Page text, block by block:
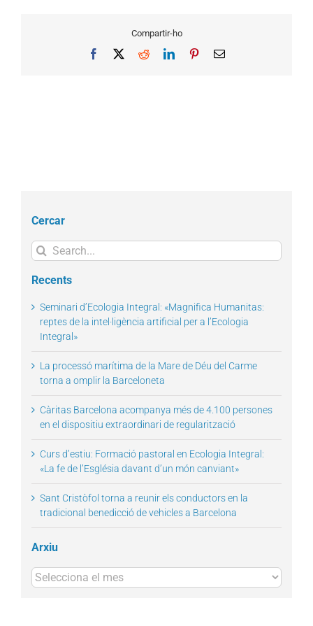
Compartir-ho
Facebook RedditLinkedInPinterestEmail
Cercar
Search
for:
Recents
Seminari d’Ecologia Integral: «Magnifica Humanitas:
reptes de la intel·ligència artificial per a l’Ecologia
Integral»
La processó marítima de la Mare de Déu del Carme
torna a omplir la Barceloneta
Càritas Barcelona acompanya més de 4.100 persones
en el dispositiu extraordinari de regularització
Curs d’estiu: Formació pastoral en Ecologia Integral:
«La fe de l’Església davant d’un món canviant»
Sant Cristòfol torna a reunir els conductors en la
tradicional benedicció de vehicles a Barcelona
Arxiu
Arxius